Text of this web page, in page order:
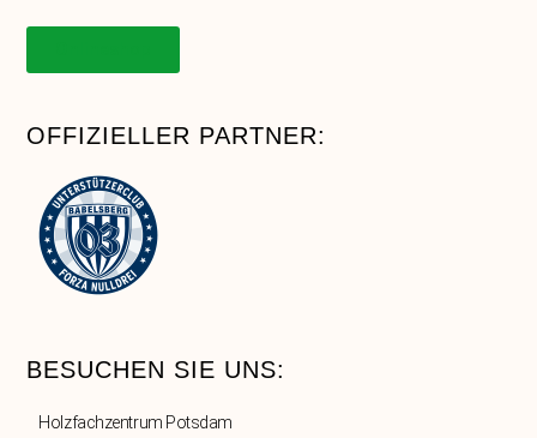
OFFIZIELLER PARTNER:
BESUCHEN SIE UNS:
Holzfachzentrum Potsdam